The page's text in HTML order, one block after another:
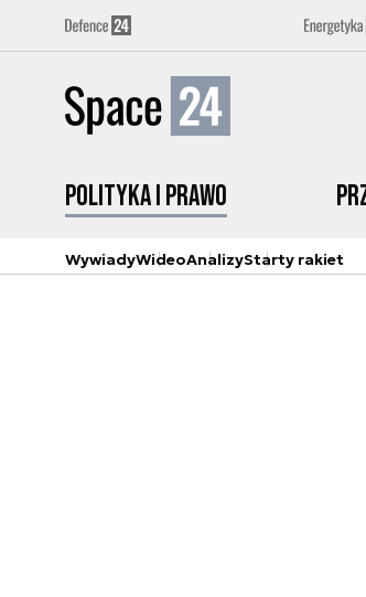
Polityka i prawo
WywiadyWideoAnalizyStarty rakiet